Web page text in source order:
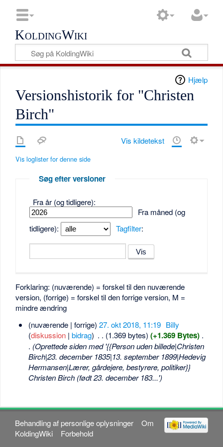
KoldingWiki
Hjælp
Versionshistorik for "Christen
Birch"
Vis kildetekst
Vis loglister for denne side
Søg efter versioner
Fra år (og tidligere):
Fra måned (og
tidligere):
Tagfilter:
Forklaring: (nuværende) = forskel til den nuværende
version, (forrige) = forskel til den forrige version, M =
mindre ændring
(nuværende | forrige) 27. okt 2018, 11:19‎ Billy
(diskussion| bidrag) . . (1.369 bytes) (+1.369 Bytes)‎ .
. (Oprettede siden med '{{Person uden billede|Christen
Birch|23. december 1835|13. september 1899|Hedevig
Hermansen|Lærer, gårdejere, bestyrere, politiker}}
Christen Birch (født 23. december 183...')
Behandling af personlige oplysninger
Om
KoldingWiki
Forbehold